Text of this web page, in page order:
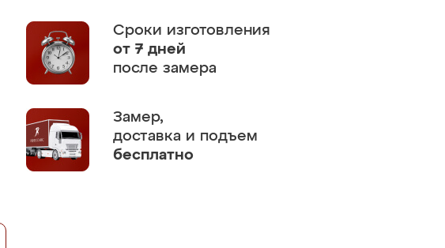
Сроки изготовления
от 7 дней
после замера
Замер,
доставка и подъем
бесплатно